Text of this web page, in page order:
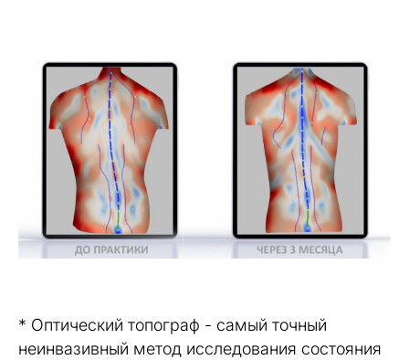
* Оптический топограф - самый точный
неинвазивный метод исследования состояния